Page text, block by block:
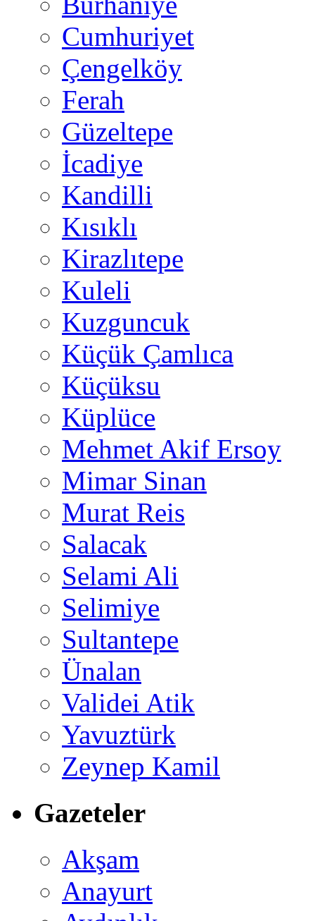
Cumhuriyet
Çengelköy
Ferah
Güzeltepe
İcadiye
Kandilli
Kısıklı
Kirazlıtepe
Kuleli
Kuzguncuk
Küçük Çamlıca
Küçüksu
Küplüce
Mehmet Akif Ersoy
Mimar Sinan
Murat Reis
Salacak
Selami Ali
Selimiye
Sultantepe
Ünalan
Validei Atik
Yavuztürk
Zeynep Kamil
Gazeteler
Akşam
Anayurt